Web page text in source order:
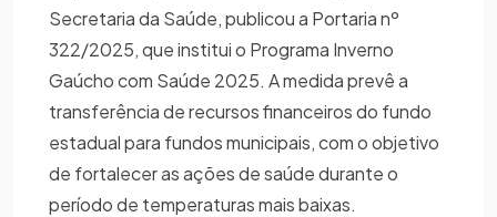
Secretaria da Saúde, publicou a Portaria nº
322/2025, que institui o Programa Inverno
Gaúcho com Saúde 2025. A medida prevê a
transferência de recursos financeiros do fundo
estadual para fundos municipais, com o objetivo
de fortalecer as ações de saúde durante o
período de temperaturas mais baixas.